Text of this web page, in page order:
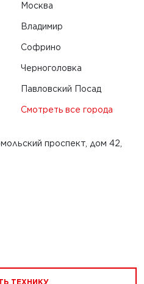
Москва
Владимир
Софрино
Черноголовка
Павловский Посад
Смотреть все города
проспект, дом 42,
ТЕХНИКУ